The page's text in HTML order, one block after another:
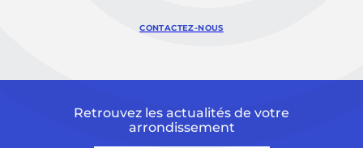
CONTACTEZ-NOUS
Retrouvez les actualités de votre
arrondissement